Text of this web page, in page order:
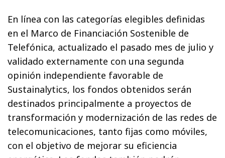
En línea con las categorías elegibles definidas
en el Marco de Financiación Sostenible de
Telefónica, actualizado el pasado mes de julio y
validado externamente con una segunda
opinión independiente favorable de
Sustainalytics, los fondos obtenidos serán
destinados principalmente a proyectos de
transformación y modernización de las redes de
telecomunicaciones, tanto fijas como móviles,
con el objetivo de mejorar su eficiencia